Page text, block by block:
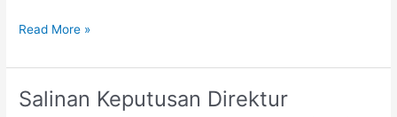
Read More »
Salinan Keputusan Direktur
Salinan